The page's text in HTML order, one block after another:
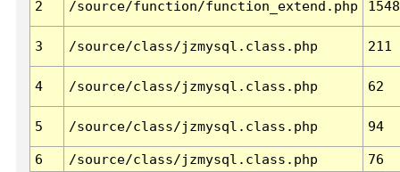
2 /source/function/function_extend.php 1548
3 /source/class/jzmysql.class.php 211
4 /source/class/jzmysql.class.php 62
5 /source/class/jzmysql.class.php 94
6 /source/class/jzmysql.class.php 76